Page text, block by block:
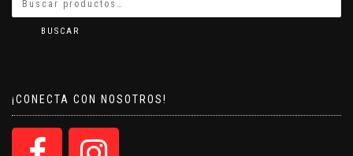
BUSCAR
¡CONECTA CON NOSOTROS!